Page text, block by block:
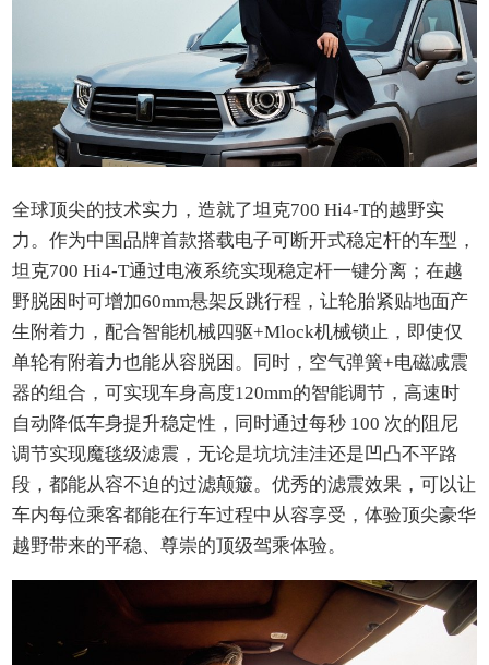
全球顶尖的技术实力，造就了坦克700 Hi4-T的越野实
力。作为中国品牌首款搭载电子可断开式稳定杆的车型，
坦克700 Hi4-T通过电液系统实现稳定杆一键分离；在越
野脱困时可增加60mm悬架反跳行程，让轮胎紧贴地面产
生附着力，配合智能机械四驱+Mlock机械锁止，即使仅
单轮有附着力也能从容脱困。同时，空气弹簧+电磁减震
器的组合，可实现车身高度120mm的智能调节，高速时
自动降低车身提升稳定性，同时通过每秒 100 次的阻尼
调节实现魔毯级滤震，无论是坑坑洼洼还是凹凸不平路
段，都能从容不迫的过滤颠簸。优秀的滤震效果，可以让
车内每位乘客都能在行车过程中从容享受，体验顶尖豪华
越野带来的平稳、尊崇的顶级驾乘体验。